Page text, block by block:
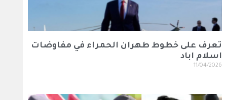
تعرف على خطوط طهران الحمراء في مفاوضات
اسلام اباد
11/04/2026